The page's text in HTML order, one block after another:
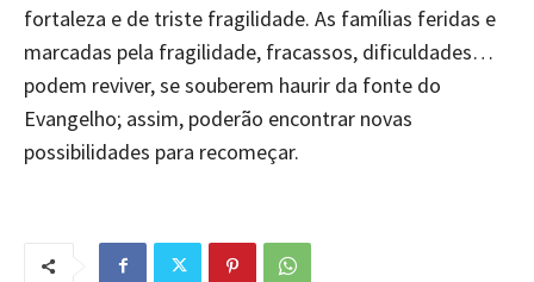
fortaleza e de triste fragilidade. As famílias feridas e
marcadas pela fragilidade, fracassos, dificuldades…
podem reviver, se souberem haurir da fonte do
Evangelho; assim, poderão encontrar novas
possibilidades para recomeçar.